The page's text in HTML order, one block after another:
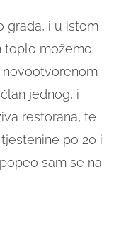
grada, i u istom
toplo možemo
jednog, i
restorana, te
po 20 i
sam se na